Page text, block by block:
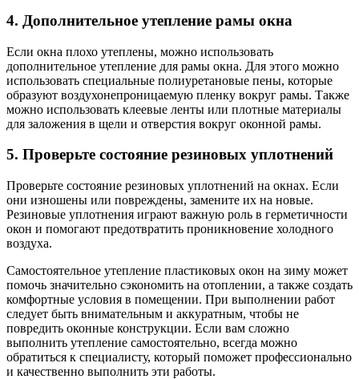
4. Дополнительное утепление рамы окна
Если окна плохо утеплены, можно использовать
дополнительное утепление для рамы окна. Для этого можно
использовать специальные полиуретановые пены, которые
образуют воздухонепроницаемую пленку вокруг рамы. Также
можно использовать клеевые ленты или плотные материалы
для заложения в щели и отверстия вокруг оконной рамы.
5. Проверьте состояние резиновых уплотнений
Проверьте состояние резиновых уплотнений на окнах. Если
они изношены или повреждены, замените их на новые.
Резиновые уплотнения играют важную роль в герметичности
окон и помогают предотвратить проникновение холодного
воздуха.
Самостоятельное утепление пластиковых окон на зиму может
помочь значительно сэкономить на отоплении, а также создать
комфортные условия в помещении. При выполнении работ
следует быть внимательным и аккуратным, чтобы не
повредить оконные конструкции. Если вам сложно
выполнить утепление самостоятельно, всегда можно
обратиться к специалисту, который поможет профессионально
и качественно выполнить эти работы.